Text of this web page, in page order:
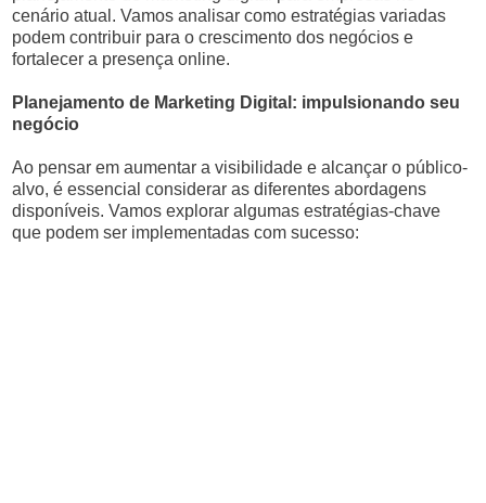
cenário atual. Vamos analisar como estratégias variadas
podem contribuir para o crescimento dos negócios e
fortalecer a presença online.
Planejamento de Marketing Digital: impulsionando seu
negócio
Ao pensar em aumentar a visibilidade e alcançar o público-
alvo, é essencial considerar as diferentes abordagens
disponíveis. Vamos explorar algumas estratégias-chave
que podem ser implementadas com sucesso: